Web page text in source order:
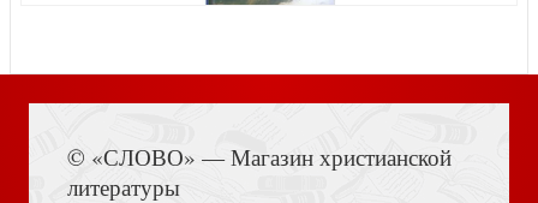
Орловский Л. Поляки в Новониколаевске. 1890 — 1925
© «СЛОВО» — Магазин христианской
литературы